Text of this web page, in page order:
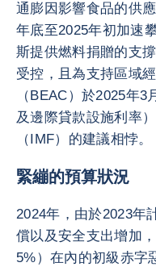
通膨因影響食品的供
年底至2025年初加速
斯提供燃料捐贈的支
受控，且為支持區域
（BEAC）於2025年
及邊際貸款設施利率
（IMF）的建議相悖。
緊繃的預算狀況
2024年，由於2023年
償以及安全支出增加
5%）在內的初級赤字